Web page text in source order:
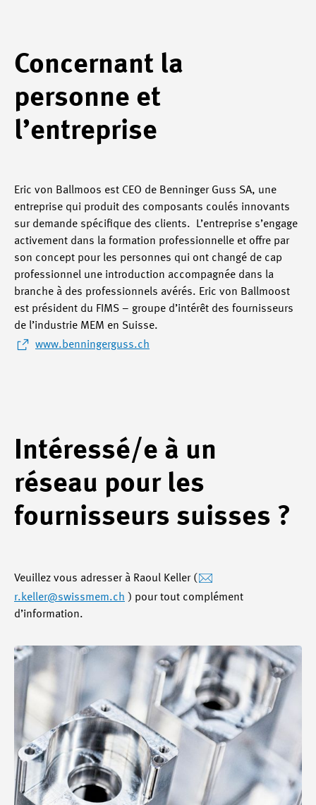
Concernant la
personne et
l’entreprise
Eric von Ballmoos est CEO de Benninger Guss SA, une
entreprise qui produit des composants coulés innovants
sur demande spécifique des clients. L’entreprise s’engage
activement dans la formation professionnelle et offre par
son concept pour les personnes qui ont changé de cap
professionnel une introduction accompagnée dans la
branche à des professionnels avérés. Eric von Ballmoost
est président du FIMS – groupe d’intérêt des fournisseurs
de l’industrie MEM en Suisse.
www.benningerguss.ch
Intéressé/e à un
réseau pour les
fournisseurs suisses ?
Veuillez vous adresser à Raoul Keller (
r.keller@swissmem.ch ) pour tout complément
d’information.